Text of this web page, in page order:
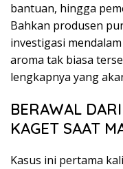
bantuan, hingga
Bahkan produsen
investigasi
aroma tak biasa
lengkapnya yang
BERAWAL
KAGET SAAT
Kasus ini pertama